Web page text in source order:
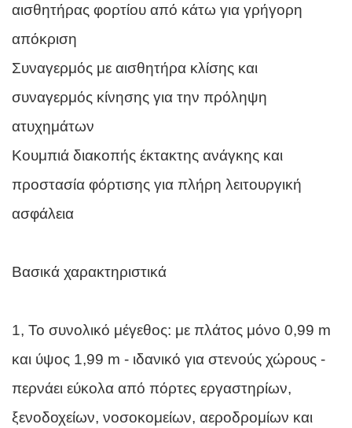
αισθητήρας φορτίου από κάτω για γρήγορη
απόκριση
Συναγερμός με αισθητήρα κλίσης και
συναγερμός κίνησης για την πρόληψη
ατυχημάτων
Κουμπιά διακοπής έκτακτης ανάγκης και
προστασία φόρτισης για πλήρη λειτουργική
ασφάλεια
Βασικά χαρακτηριστικά
1, Το συνολικό μέγεθος: με πλάτος μόνο 0,99 m
και ύψος 1,99 m - ιδανικό για στενούς χώρους -
περνάει εύκολα από πόρτες εργαστηρίων,
ξενοδοχείων, νοσοκομείων, αεροδρομίων και